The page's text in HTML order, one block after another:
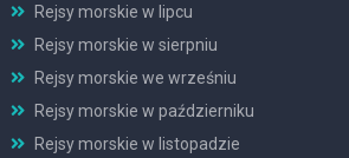
Rejsy morskie w lipcu
Rejsy morskie w sierpniu
Rejsy morskie we wrześniu
Rejsy morskie w październiku
Rejsy morskie w listopadzie